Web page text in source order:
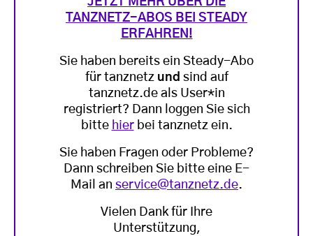
TANZNETZ-ABOS BEI STEADY
ERFAHREN!
Sie haben bereits ein Steady-Abo
für tanznetz und sind auf
tanznetz.de als User*in
registriert? Dann loggen Sie sich
bitte hierbei tanznetz ein.
Sie haben Fragen oder Probleme?
Dann schreiben Sie bitte eine E-
Mail an service@tanznetz.de.
Vielen Dank für Ihre
Unterstützung,